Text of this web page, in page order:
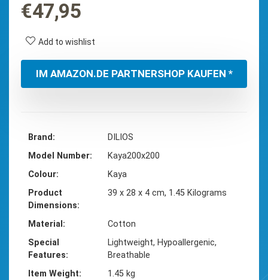
€47,95
Add to wishlist
IM AMAZON.DE PARTNERSHOP KAUFEN *
Brand
‎DILIOS
Model Number
‎Kaya200x200
Colour
‎Kaya
Product
Dimensions
‎39 x 28 x 4 cm, 1.45 Kilograms
Material
‎Cotton
Special
Features
‎Lightweight, Hypoallergenic,
Breathable
Item Weight
‎1.45 kg